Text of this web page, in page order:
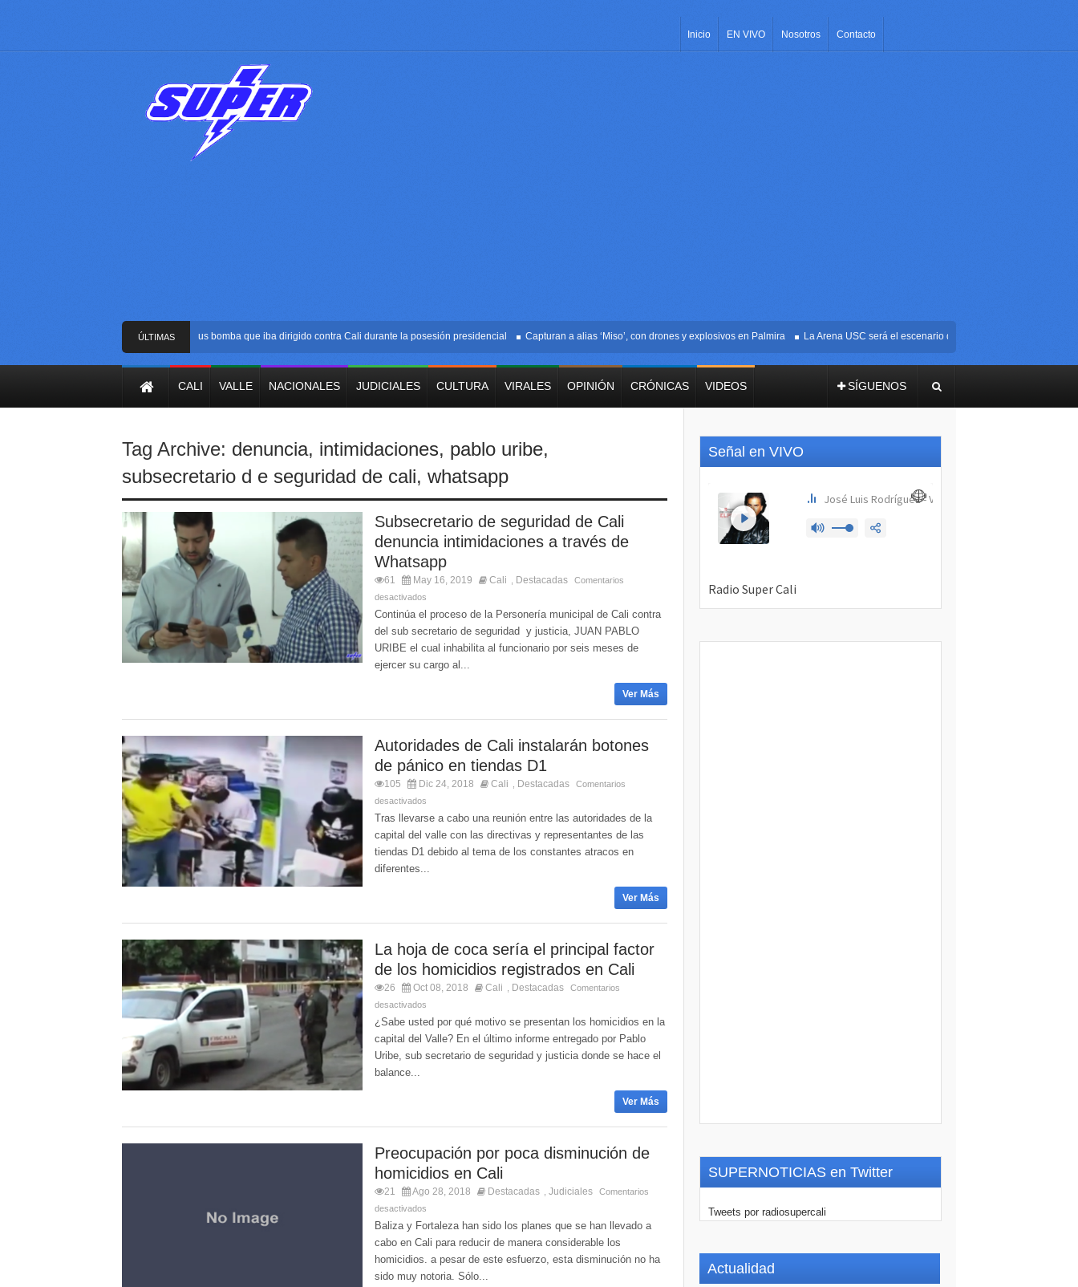
Inicio EN VIVO Nosotros Contacto
ÚLTIMAS
NOTICIAS
Frustran atentado con bus bomba que iba dirigido contra Cali durante la posesión presidencial Capturan a alias ‘Miso’, con drones y explosivos en Palmira La Arena USC será el escenario de la posesión presidencial de
CALI VALLE NACIONALES JUDICIALES CULTURA VIRALES OPINIÓN CRÓNICAS VIDEOS SÍGUENOS
Tag Archive: denuncia, intimidaciones, pablo uribe,
subsecretario d e seguridad de cali, whatsapp
Subsecretario de seguridad de Cali
denuncia intimidaciones a través de
Whatsapp
61 May 16, 2019 Cali Destacadas
Comentarios
desactivados
Continúa el proceso de la Personería municipal de Cali contra
del sub secretario de seguridad y justicia, JUAN PABLO
URIBE el cual inhabilita al funcionario por seis meses de
ejercer su cargo al...
Ver Más
Autoridades de Cali instalarán botones
de pánico en tiendas D1
105 Dic 24, 2018 Cali Destacadas
Comentarios
desactivados
Tras llevarse a cabo una reunión entre las autoridades de la
capital del valle con las directivas y representantes de las
tiendas D1 debido al tema de los constantes atracos en
diferentes...
Ver Más
La hoja de coca sería el principal factor
de los homicidios registrados en Cali
26 Oct 08, 2018 Cali Destacadas
Comentarios
desactivados
¿Sabe usted por qué motivo se presentan los homicidios en la
capital del Valle? En el último informe entregado por Pablo
Uribe, sub secretario de seguridad y justicia donde se hace el
balance...
Ver Más
Preocupación por poca disminución de
homicidios en Cali
21 Ago 28, 2018 Destacadas Judiciales
Comentarios
desactivados
Baliza y Fortaleza han sido los planes que se han llevado a
cabo en Cali para reducir de manera considerable los
homicidios. a pesar de este esfuerzo, esta disminución no ha
sido muy notoria. Sólo...
Señal en VIVO
SUPERNOTICIAS en Twitter
Tweets por radiosupercali
Actualidad